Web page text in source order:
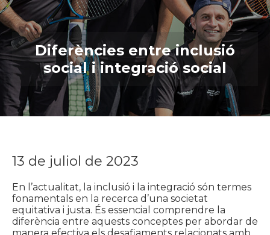
Diferències entre inclusió
social i integració social
13 de juliol de 2023
En l’actualitat, la inclusió i la integració són termes
fonamentals en la recerca d’una societat
equitativa i justa. És essencial comprendre la
diferència entre aquests conceptes per abordar de